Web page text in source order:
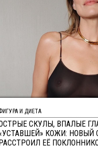
СКУЛЫ, ВПАЛЫЕ
КОЖИ: НОВЫЙ
ЕЁ
И ДИЕТА